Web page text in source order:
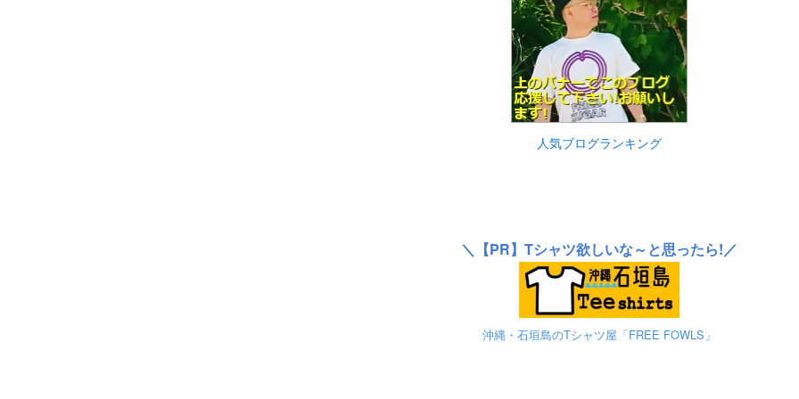
人気ブログランキング
＼ 【PR】 Tシャツ欲しいな～と思ったら!／
沖縄・石垣島のTシャツ屋「FREE FOWLS」